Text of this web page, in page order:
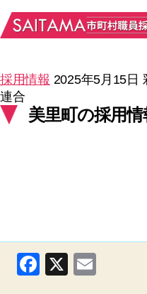
採用情報 2025年5月15日
連合
美里町の採用情
F
X